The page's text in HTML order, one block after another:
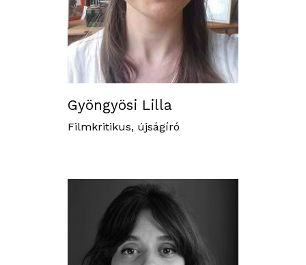
Gyöngyösi Lilla
Filmkritikus, újságíró